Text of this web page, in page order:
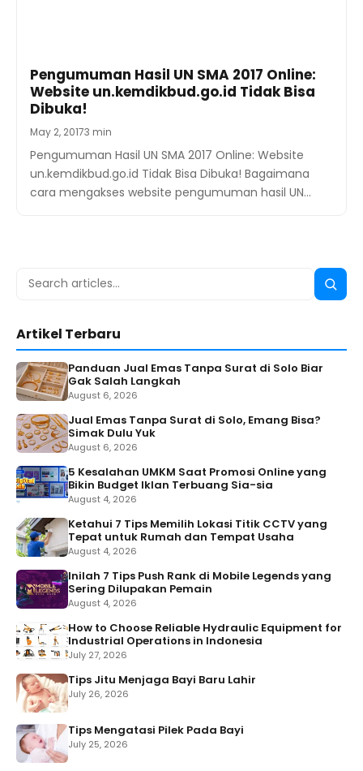
Pengumuman Hasil UN SMA 2017 Online:
Website un.kemdikbud.go.id Tidak Bisa
Dibuka!
May 2, 20173 min
Pengumuman Hasil UN SMA 2017 Online: Website
un.kemdikbud.go.id Tidak Bisa Dibuka! Bagaimana
cara mengakses website pengumuman hasil UN…
Search
Search
Artikel Terbaru
Panduan Jual Emas Tanpa Surat di Solo Biar
Gak Salah Langkah
August 6, 2026
Jual Emas Tanpa Surat di Solo, Emang Bisa?
Simak Dulu Yuk
August 6, 2026
5 Kesalahan UMKM Saat Promosi Online yang
Bikin Budget Iklan Terbuang Sia-sia
August 4, 2026
Ketahui 7 Tips Memilih Lokasi Titik CCTV yang
Tepat untuk Rumah dan Tempat Usaha
August 4, 2026
Inilah 7 Tips Push Rank di Mobile Legends yang
Sering Dilupakan Pemain
August 4, 2026
How to Choose Reliable Hydraulic Equipment for
Industrial Operations in Indonesia
July 27, 2026
Tips Jitu Menjaga Bayi Baru Lahir
July 26, 2026
Tips Mengatasi Pilek Pada Bayi
July 25, 2026